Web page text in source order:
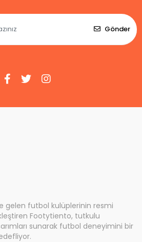
Gönder
gelen futbol kulüplerinin resmi
Footytiento, tutkulu
sunarak futbol deneyimini bir